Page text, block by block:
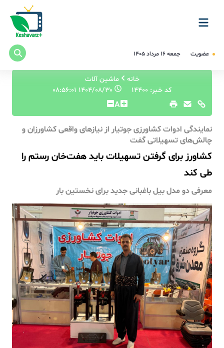
عضویت جمعه ۱۶ مرداد ۱۴۰۵
خانه
ماشین آلات
کد خبر: 14400
۱۴۰۴/۰۸/۳۰ ۰۸:۵۶:۰۱
A
نمایندگی ادوات کشاورزی جوتیار از نیازهای واقعی کشاورزان و
چالش‌های تسهیلاتی گفت
کشاورز برای گرفتن تسهیلات باید هفت‌خان رستم را
طی کند
معرفی دو مدل بیل باغبانی جدید برای نخستین بار